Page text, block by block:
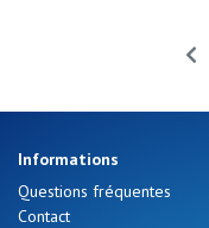
Informations
Questions fréquentes
Contact